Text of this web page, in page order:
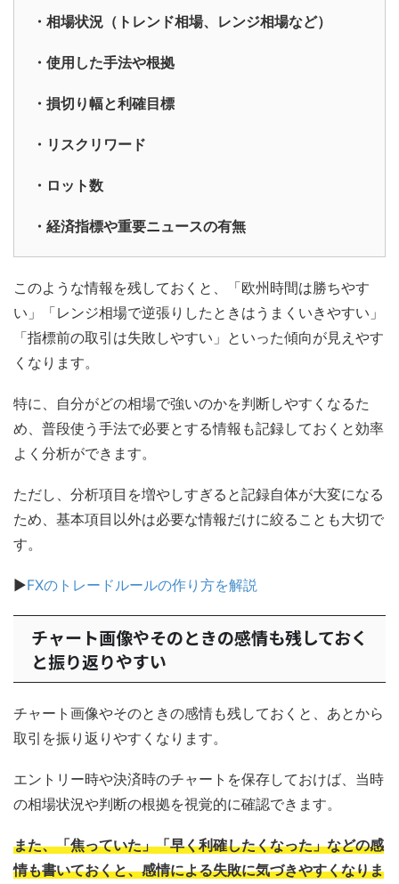
・相場状況（トレンド相場、レンジ相場など）
・使用した手法や根拠
・損切り幅と利確目標
・リスクリワード
・ロット数
・経済指標や重要ニュースの有無
このような情報を残しておくと、「欧州時間は勝ちやす
い」「レンジ相場で逆張りしたときはうまくいきやすい」
「指標前の取引は失敗しやすい」といった傾向が見えやす
くなります。
特に、自分がどの相場で強いのかを判断しやすくなるた
め、普段使う手法で必要とする情報も記録しておくと効率
よく分析ができます。
ただし、分析項目を増やしすぎると記録自体が大変になる
ため、基本項目以外は必要な情報だけに絞ることも大切で
す。
▶FXのトレードルールの作り方を解説
チャート画像やそのときの感情も残しておく
と振り返りやすい
チャート画像やそのときの感情も残しておくと、あとから
取引を振り返りやすくなります。
エントリー時や決済時のチャートを保存しておけば、当時
の相場状況や判断の根拠を視覚的に確認できます。
また、「焦っていた」「早く利確したくなった」などの感
情も書いておくと、感情による失敗に気づきやすくなりま